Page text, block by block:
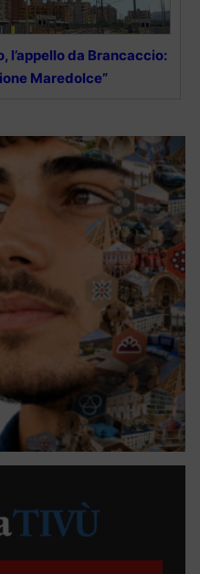
l’appello da Brancaccio:
Maredolce”